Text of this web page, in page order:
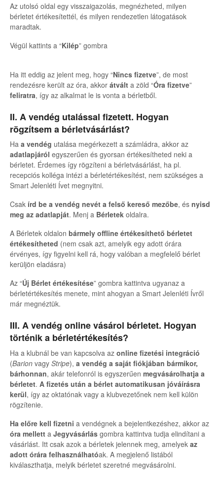
Az utolsó oldal egy visszaigazolás, megnézheted, milyen
bérletet értékesítettél, és milyen rendezetlen látogatások
maradtak.
Végül kattints a “Kilép” gombra
Ha itt eddig az jelent meg, hogy “Nincs fizetve”, de most
rendezésre került az óra, akkor átvált a zöld “Óra fizetve”
feliratra, így az alkalmat le is vonta a bérletből.
II. A vendég utalással fizetett. Hogyan
rögzítsem a bérletvásárlást?
Ha a vendég utalása megérkezett a számládra, akkor az
adatlapjáról egyszerűen és gyorsan értékesítheted neki a
bérletet. Érdemes így rögzíteni a bérletvásárlást, ha pl.
recepciós kolléga intézi a bérletértékesítést, nem szükséges a
Smart Jelenléti Ívet megnyitni.
Csak írd be a vendég nevét a felső kereső mezőbe, és nyisd
meg az adatlapját. Menj a Bérletek oldalra.
A Bérletek oldalon bármely offline értékesíthető bérletet
értékesítheted (nem csak azt, amelyik egy adott órára
érvényes, így figyelni kell rá, hogy valóban a megfelelő bérlet
kerüljön eladásra)
Az “Új Bérlet értékesítése” gombra kattintva ugyanaz a
bérletértékesítés menete, mint ahogyan a Smart Jelenléti Ívről
már megnéztük.
III. A vendég online vásárol bérletet. Hogyan
történik a bérletértékesítés?
Ha a klubnál be van kapcsolva az online fizetési integráció
(Barion vagy Stripe), a vendég a saját fiókjában bármikor,
bárhonnan, akár telefonról is egyszerűen megvásárolhatja a
bérletet. A fizetés után a bérlet automatikusan jóváírásra
kerül, így az oktatónak vagy a klubvezetőnek nem kell külön
rögzítenie.
Ha előre kell fizetni a vendégnek a bejelentkezéshez, akkor az
óra mellett a Jegyvásárlás gombra kattintva tudja elindítani a
vásárlást. Itt csak azok a bérletek jelennek meg, amelyek az
adott órára felhasználhatóak. A megjelenő listából
kiválaszthatja, melyik bérletet szeretné megvásárolni.